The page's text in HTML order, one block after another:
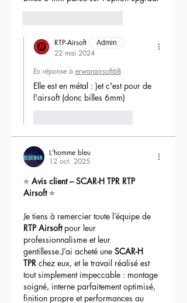
cette gearbox Bolt pour que celui ci soit
100%de ces performances le tout
tacticker!
Ce combo permet d'avoir unevéritable
sensation de tirlors de l'appuie sur la
Une réplique à l'interneupgradedans
notre atelier
avec les marquages
officiels Daniel Defense CNC sur le
main , crosse typeDD, grip DD et
moteur Brushless Advanced !
Vous retrouverez les différents éléments
d'upgrade directement dans les
sections d'informations ci-dessous.
Un pack complet et unique, avec un
externe en parfaite adéquation et de
performances qui vous permettront de
RTP-Airsoft Admin
22 mai 2024
En réponse à erwanairsoft68
Elle est en métal : )et c'est pour de
l'airsoft (donc billes 6mm)
L'homme bleu
12 oct. 2025
⭐ Avis client – SCAR-H TPR RTP
Airsoft ⭐
Je tiens à remercier toute l’équipe de
RTP Airsoft pour leur
professionnalisme et leur
gentillesse.J’ai acheté une SCAR-H
TPR chez eux, et le travail réalisé est
tout simplement impeccable : montage
soigné, interne parfaitement optimisé,
finition propre et performances au